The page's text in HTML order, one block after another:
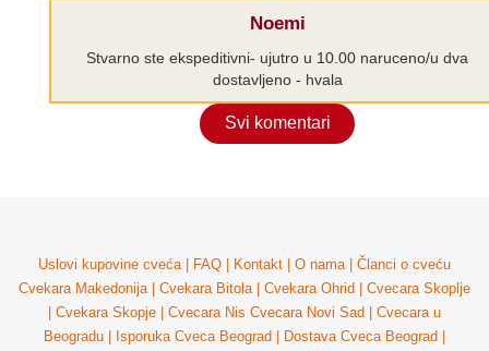
Noemi
Stvarno ste ekspeditivni- ujutro u 10.00 naruceno/u dva
dostavljeno - hvala
Svi komentari
Uslovi kupovine cveća FAQ Kontakt O nama
Članci o cveću
Cvekara Makedonija
Cvekara Bitola Cvekara Ohrid
Cvecara Skoplje
Cvekara Skopje Cvecara Nis Cvecara Novi Sad
Cvecara u
Beogradu
Isporuka Cveca Beograd Dostava Cveca Beograd